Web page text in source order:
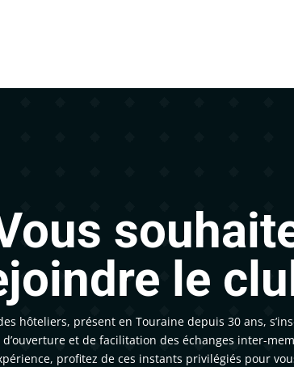
le
hôteliers, présent en Touraine depuis 30 ans,
et de facilitation des échanges inter-
profitez de ces instants privilégiés pour